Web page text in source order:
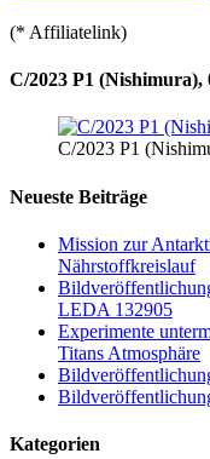
(* Affiliatelink)
C/2023 P1 (Nishimura),
C/2023 P1
Neueste Beiträge
Mission zur
Nährstoffkreislauf
LEDA 132905
Experimente
Titans Atmosphäre
Kategorien